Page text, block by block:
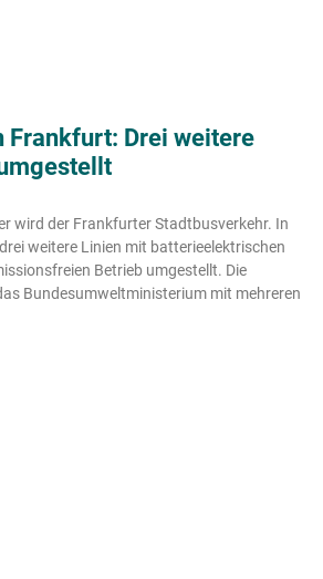
Frankfurt: Drei weitere
wird der Frankfurter Stadtbusverkehr. In
weitere Linien mit batterieelektrischen
Betrieb umgestellt. Die
Bundesumweltministerium mit mehreren